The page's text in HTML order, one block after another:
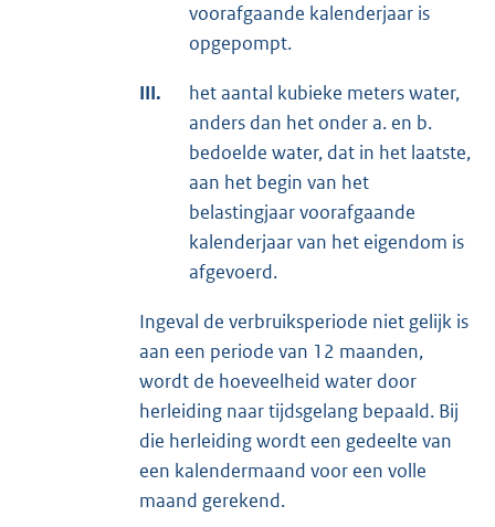
voorafgaande kalenderjaar is
opgepompt.
III.
het aantal kubieke meters water,
anders dan het onder a. en b.
bedoelde water, dat in het laatste,
aan het begin van het
belastingjaar voorafgaande
kalenderjaar van het eigendom is
afgevoerd.
Ingeval de verbruiksperiode niet gelijk is
aan een periode van 12 maanden,
wordt de hoeveelheid water door
herleiding naar tijdsgelang bepaald. Bij
die herleiding wordt een gedeelte van
een kalendermaand voor een volle
maand gerekend.